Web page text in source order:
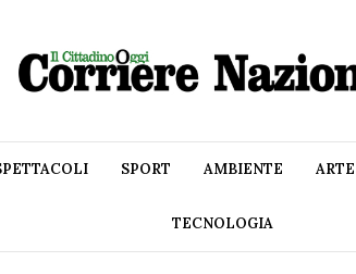
SPORT AMBIENTE ARTE
TECNOLOGIA